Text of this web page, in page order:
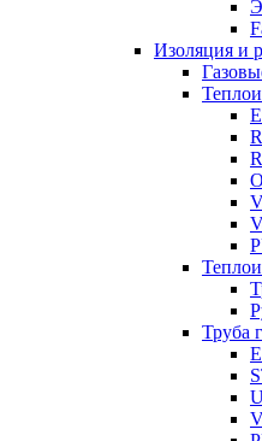
Изоляция и
Труба